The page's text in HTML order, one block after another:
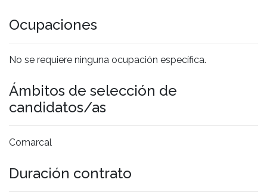
Ocupaciones
No se requiere ninguna ocupación específica.
Ámbitos de selección de
candidatos/as
Comarcal
Duración contrato